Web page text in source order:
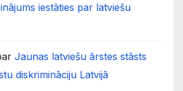
iestāties par latviešu
Jaunas latviešu ārstes stāsts
diskrimināciju Latvijā